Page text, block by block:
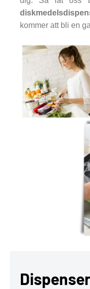
kommer att bli en